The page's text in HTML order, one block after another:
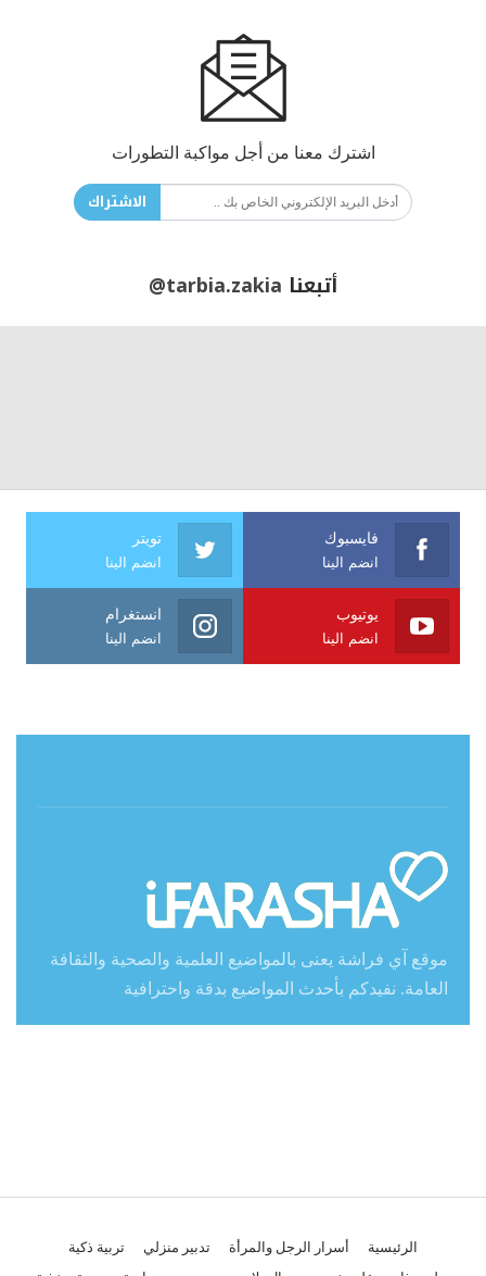
اشترك معنا من أجل مواكبة التطورات
الاشتراك
أتبعنا @tarbia.zakia
فايسبوك
انضم الينا
تويتر
انضم الينا
يوتيوب
انضم الينا
انستغرام
انضم الينا
موقع آي فراشة يعنى بالمواضيع العلمية والصحية والثقافة
العامة. نفيدكم بأحدث المواضيع بدقة واحترافية
الرئيسية أسرار الرجل والمرأة تدبير منزلي
تربية ذكية